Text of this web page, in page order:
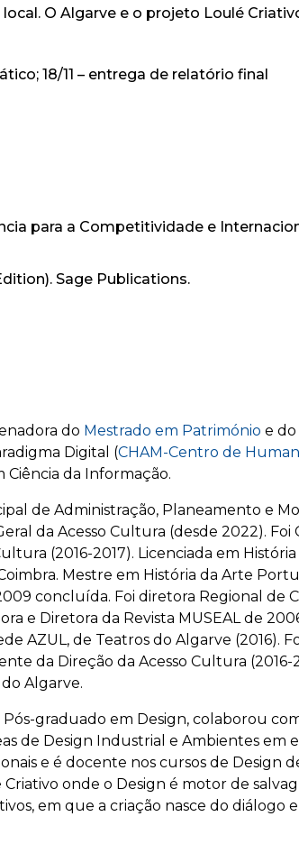
O Algarve e o projeto Loulé
18/11 – entrega de relatório final
para a Competitividade e
Sage Publications.
do Mestrado em Património e do
Digital (CHAM-Centro de
da Informação.
de Administração, Planeamento e
da Acesso Cultura (desde 2022).
(2016-2017). Licenciada em
Mestre em História da Arte
concluída. Foi diretora Regional de
e Diretora da Revista MUSEAL de
AZUL, de Teatros do Algarve (2016).
da Direção da Acesso Cultura
Algarve.
Pós-graduado em Design, colaborou
de Design Industrial e Ambientes em
e é docente nos cursos de Design
Criativo onde o Design é motor de
em que a criação nasce do diálogo